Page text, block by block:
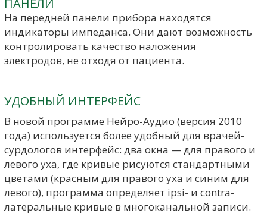
ПАНЕЛИ
На передней панели прибора находятся
индикаторы импеданса. Они дают возможность
контролировать качество наложения
электродов, не отходя от пациента.
УДОБНЫЙ ИНТЕРФЕЙС
В новой программе Нейро-Аудио (версия 2010
года) используется более удобный для врачей-
сурдологов интерфейс: два окна — для правого и
левого уха, где кривые рисуются стандартными
цветами (красным для правого уха и синим для
левого), программа определяет ipsi- и contra-
латеральные кривые в многоканальной записи.